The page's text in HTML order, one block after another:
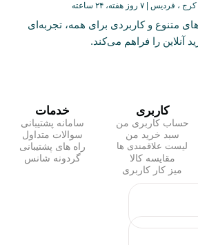
| ۷ روز هفته، ۲۴ ساعته
متنوع و کاربردی برای همه، تجربه‌ای
را فراهم می‌کند.
کاربری
حساب کاربری من
سبد خرید من
لیست علاقمندی ها
مقایسه کالا
میز کار کاربری
خدمات
سامانه پشتیبانی
سوالات متداول
راه های پشتیبانی
گردونه شانس